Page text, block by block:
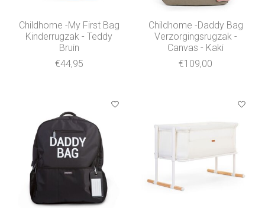
Childhome -My First Bag
Kinderrugzak - Teddy
Bruin
€44,95
Childhome -Daddy Bag
Verzorgingsrugzak -
Canvas - Kaki
€109,00